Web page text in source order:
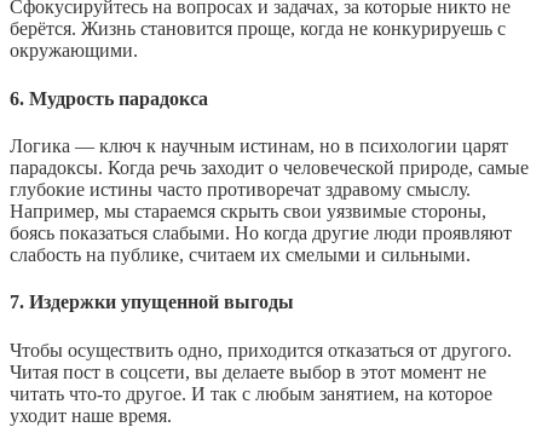
Сфокусируйтесь на вопросах и задачах, за которые никто не
берётся. Жизнь становится проще, когда не конкурируешь с
окружающими.
6. Мудрость парадокса
Логика — ключ к научным истинам, но в психологии царят
парадоксы. Когда речь заходит о человеческой природе, самые
глубокие истины часто противоречат здравому смыслу.
Например, мы стараемся скрыть свои уязвимые стороны,
боясь показаться слабыми. Но когда другие люди проявляют
слабость на публике, считаем их смелыми и сильными.
7. Издержки упущенной выгоды
Чтобы осуществить одно, приходится отказаться от другого.
Читая пост в соцсети, вы делаете выбор в этот момент не
читать что‑то другое. И так с любым занятием, на которое
уходит наше время.